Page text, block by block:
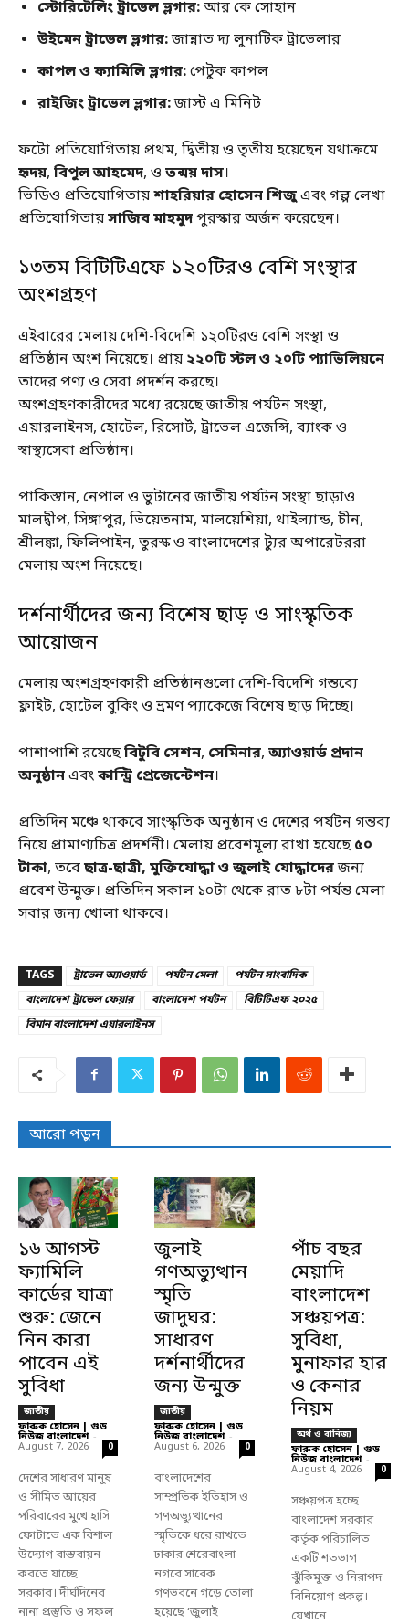
স্টোরিটেলিং ট্রাভেল ভ্লগার:আর কে সোহান
উইমেন ট্রাভেল ভ্লগার:জান্নাত দ্য লুনাটিক ট্রাভেলার
কাপল ও ফ্যামিলি ভ্লগার:পেটুক কাপল
রাইজিং ট্রাভেল ভ্লগার:জাস্ট এ মিনিট
ফটো প্রতিযোগিতায় প্রথম, দ্বিতীয় ও তৃতীয় হয়েছেন যথাক্রমে
হৃদয়, বিপুল আহমেদ, ও তন্ময় দাস।
ভিডিও প্রতিযোগিতায়শাহরিয়ার হোসেন শিজুএবং গল্প লেখা
প্রতিযোগিতায়সাজিব মাহমুদপুরস্কার অর্জন করেছেন।
১৩তম বিটিটিএফে ১২০টিরও বেশি সংস্থার
অংশগ্রহণ
এইবারের মেলায় দেশি-বিদেশি ১২০টিরও বেশি সংস্থা ও
প্রতিষ্ঠান অংশ নিয়েছে। প্রায় ২২০টি স্টল ও ২০টি প্যাভিলিয়নে
তাদের পণ্য ও সেবা প্রদর্শন করছে।
অংশগ্রহণকারীদের মধ্যে রয়েছে জাতীয় পর্যটন সংস্থা,
এয়ারলাইনস, হোটেল, রিসোর্ট, ট্রাভেল এজেন্সি, ব্যাংক ও
স্বাস্থ্যসেবা প্রতিষ্ঠান।
পাকিস্তান, নেপাল ও ভুটানের জাতীয় পর্যটন সংস্থা ছাড়াও
মালদ্বীপ, সিঙ্গাপুর, ভিয়েতনাম, মালয়েশিয়া, থাইল্যান্ড, চীন,
শ্রীলঙ্কা, ফিলিপাইন, তুরস্ক ও বাংলাদেশের ট্যুর অপারেটররা
মেলায় অংশ নিয়েছে।
দর্শনার্থীদের জন্য বিশেষ ছাড় ও সাংস্কৃতিক
আয়োজন
মেলায় অংশগ্রহণকারী প্রতিষ্ঠানগুলো দেশি-বিদেশি গন্তব্যে
ফ্লাইট, হোটেল বুকিং ও ভ্রমণ প্যাকেজে বিশেষ ছাড় দিচ্ছে।
পাশাপাশি রয়েছেবিটুবি সেশন, সেমিনার, অ্যাওয়ার্ড প্রদান
অনুষ্ঠানএবংকান্ট্রি প্রেজেন্টেশন।
প্রতিদিন মঞ্চে থাকবে সাংস্কৃতিক অনুষ্ঠান ও দেশের পর্যটন গন্তব্য
নিয়ে প্রামাণ্যচিত্র প্রদর্শনী। মেলায় প্রবেশমূল্য রাখা হয়েছে৫০
টাকা, তবেছাত্র-ছাত্রী, মুক্তিযোদ্ধা ও জুলাই যোদ্ধাদেরজন্য
প্রবেশ উন্মুক্ত। প্রতিদিন সকাল ১০টা থেকে রাত ৮টা পর্যন্ত মেলা
সবার জন্য খোলা থাকবে।
TAGS ট্রাভেল অ্যাওয়ার্ড পর্যটন মেলা
পর্যটন সাংবাদিক
বাংলাদেশ ট্রাভেল ফেয়ার
বাংলাদেশ পর্যটন
বিটিটিএফ ২০২৫
বিমান বাংলাদেশ এয়ারলাইনস
আরো পড়ুন
১৬ আগস্ট
ফ্যামিলি
কার্ডের যাত্রা
শুরু: জেনে
নিন কারা
পাবেন এই
সুবিধা
জাতীয়
ফারুক হোসেন | গুড
নিউজ বাংলাদেশ -
August 7, 2026 0
দেশের সাধারণ মানুষ
ও সীমিত আয়ের
পরিবারের মুখে হাসি
ফোটাতে এক বিশাল
উদ্যোগ বাস্তবায়ন
করতে যাচ্ছে
সরকার। দীর্ঘদিনের
নানা প্রস্তুতি ও সফল
জুলাই
গণঅভ্যুত্থান
স্মৃতি
জাদুঘর:
সাধারণ
দর্শনার্থীদের
জন্য উন্মুক্ত
জাতীয়
ফারুক হোসেন | গুড
নিউজ বাংলাদেশ -
August 6, 2026 0
বাংলাদেশের
সাম্প্রতিক ইতিহাস ও
গণঅভ্যুত্থানের
স্মৃতিকে ধরে রাখতে
ঢাকার শেরেবাংলা
নগরে সাবেক
গণভবনে গড়ে তোলা
হয়েছে ‘জুলাই
পাঁচ বছর
মেয়াদি
বাংলাদেশ
সঞ্চয়পত্র:
সুবিধা,
মুনাফার হার
ও কেনার
নিয়ম
অর্থ ও বানিজ্য
ফারুক হোসেন | গুড
নিউজ বাংলাদেশ -
August 4, 2026 0
সঞ্চয়পত্র হচ্ছে
বাংলাদেশ সরকার
কর্তৃক পরিচালিত
একটি শতভাগ
ঝুঁকিমুক্ত ও নিরাপদ
বিনিয়োগ প্রকল্প।
যেখানে